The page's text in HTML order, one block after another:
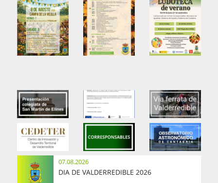
07.08.2026
DIA DE VALDERREDIBLE 2026